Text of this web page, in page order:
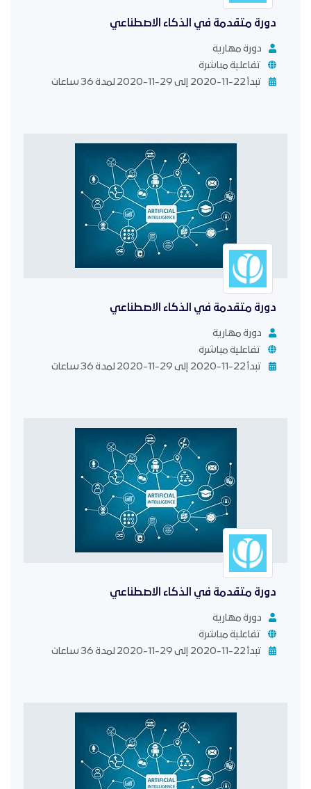
دورة متقدمة في الذكاء الاصطناعي
دورة مهارية
تفاعلية مباشرة
تبدأ 22-11-2020 إلى 29-11-2020 لمدة 36 ساعات
دورة متقدمة في الذكاء الاصطناعي
دورة مهارية
تفاعلية مباشرة
تبدأ 22-11-2020 إلى 29-11-2020 لمدة 36 ساعات
دورة متقدمة في الذكاء الاصطناعي
دورة مهارية
تفاعلية مباشرة
تبدأ 22-11-2020 إلى 29-11-2020 لمدة 36 ساعات